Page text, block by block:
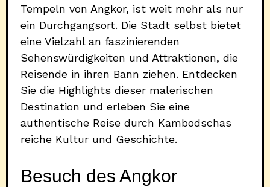
Tempeln von Angkor, ist weit mehr als nur
ein Durchgangsort. Die Stadt selbst bietet
eine Vielzahl an faszinierenden
Sehenswürdigkeiten und Attraktionen, die
Reisende in ihren Bann ziehen. Entdecken
Sie die Highlights dieser malerischen
Destination und erleben Sie eine
authentische Reise durch Kambodschas
reiche Kultur und Geschichte.
Besuch des Angkor